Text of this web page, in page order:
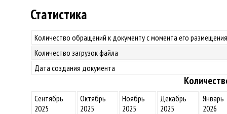
Статистика
Количество обращений к документу с момента его
Количество загрузок файла
Дата создания документа
Сентябрь
2025
Октябрь
2025
Ноябрь
2025
Декабрь
2025
Январь
2026